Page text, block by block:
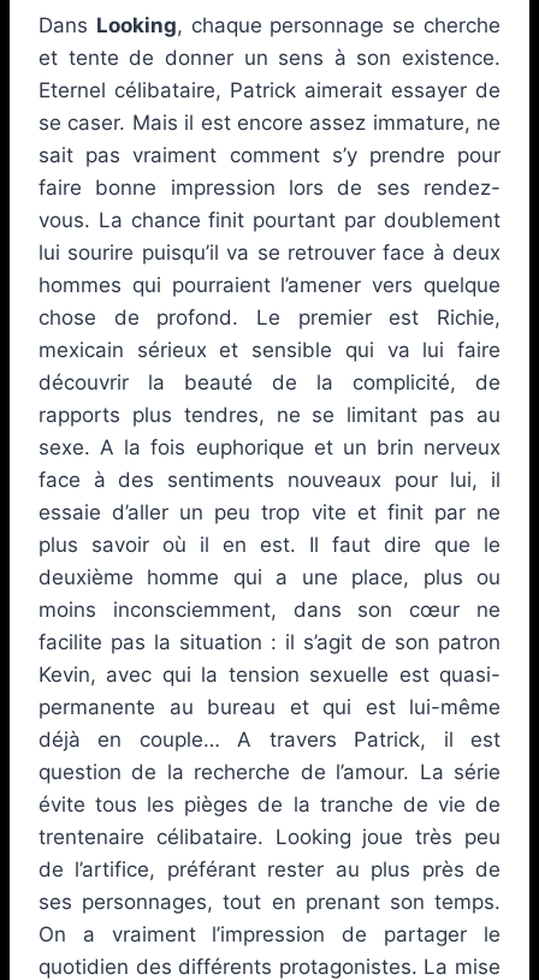
Dans Looking, chaque personnage se cherche
et tente de donner un sens à son existence.
Eternel célibataire, Patrick aimerait essayer de
se caser. Mais il est encore assez immature, ne
sait pas vraiment comment s’y prendre pour
faire bonne impression lors de ses rendez-
vous. La chance finit pourtant par doublement
lui sourire puisqu’il va se retrouver face à deux
hommes qui pourraient l’amener vers quelque
chose de profond. Le premier est Richie,
mexicain sérieux et sensible qui va lui faire
découvrir la beauté de la complicité, de
rapports plus tendres, ne se limitant pas au
sexe. A la fois euphorique et un brin nerveux
face à des sentiments nouveaux pour lui, il
essaie d’aller un peu trop vite et finit par ne
plus savoir où il en est. Il faut dire que le
deuxième homme qui a une place, plus ou
moins inconsciemment, dans son cœur ne
facilite pas la situation : il s’agit de son patron
Kevin, avec qui la tension sexuelle est quasi-
permanente au bureau et qui est lui-même
déjà en couple… A travers Patrick, il est
question de la recherche de l’amour. La série
évite tous les pièges de la tranche de vie de
trentenaire célibataire. Looking joue très peu
de l’artifice, préférant rester au plus près de
ses personnages, tout en prenant son temps.
On a vraiment l’impression de partager le
quotidien des différents protagonistes. La mise